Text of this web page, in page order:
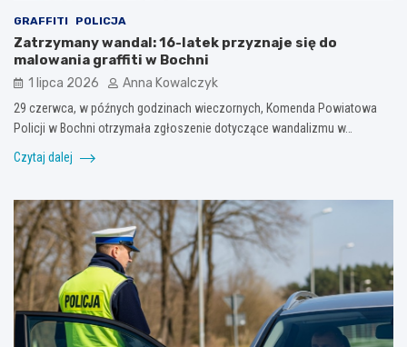
GRAFFITI POLICJA
Zatrzymany wandal: 16-latek przyznaje się do
malowania graffiti w Bochni
1 lipca 2026 Anna Kowalczyk
29 czerwca, w późnych godzinach wieczornych, Komenda Powiatowa
Policji w Bochni otrzymała zgłoszenie dotyczące wandalizmu w…
Czytaj dalej